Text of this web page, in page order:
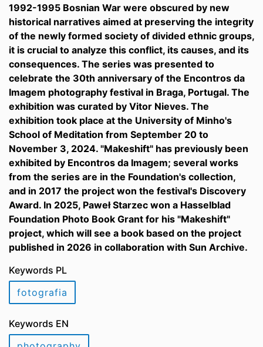
1992-1995 Bosnian War were obscured by new
historical narratives aimed at preserving the integrity
of the newly formed society of divided ethnic groups,
it is crucial to analyze this conflict, its causes, and its
consequences. The series was presented to
celebrate the 30th anniversary of the Encontros da
Imagem photography festival in Braga, Portugal. The
exhibition was curated by Vitor Nieves. The
exhibition took place at the University of Minho's
School of Meditation from September 20 to
November 3, 2024. "Makeshift" has previously been
exhibited by Encontros da Imagem; several works
from the series are in the Foundation's collection,
and in 2017 the project won the festival's Discovery
Award. In 2025, Paweł Starzec won a Hasselblad
Foundation Photo Book Grant for his "Makeshift"
project, which will see a book based on the project
published in 2026 in collaboration with Sun Archive.
Keywords PL
fotografia
Keywords EN